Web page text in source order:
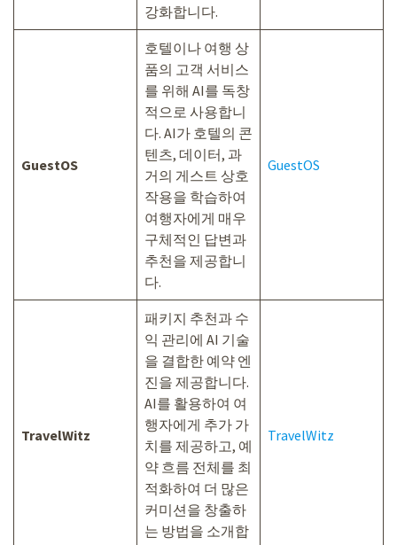
강화합니다.
GuestOS
호텔이나 여행 상
품의 고객 서비스
를 위해 AI를 독창
적으로 사용합니
다. AI가 호텔의 콘
텐츠, 데이터, 과
거의 게스트 상호
작용을 학습하여
여행자에게 매우
구체적인 답변과
추천을 제공합니
다.
GuestOS
TravelWitz
패키지 추천과 수
익 관리에 AI 기술
을 결합한 예약 엔
진을 제공합니다.
AI를 활용하여 여
행자에게 추가 가
치를 제공하고, 예
약 흐름 전체를 최
적화하여 더 많은
커미션을 창출하
는 방법을 소개합
TravelWitz